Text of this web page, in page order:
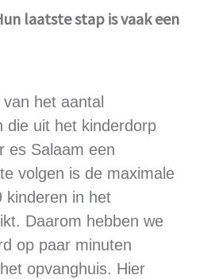
laatste stap is vaak een
het aantal
die uit het kinderdorp
es Salaam een
volgen is de maximale
kinderen in het
Daarom hebben we
op paar minuten
opvanghuis. Hier